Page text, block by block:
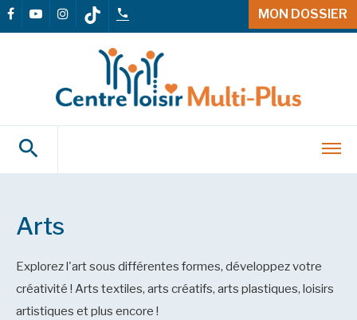
MON DOSSIER
Arts
Explorez l'art sous différentes formes, développez votre
créativité ! Arts textiles, arts créatifs, arts plastiques, loisirs
artistiques et plus encore !